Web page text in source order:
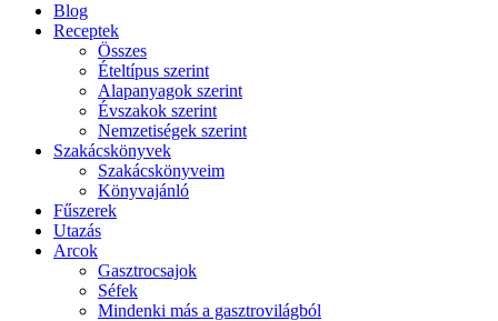
Blog
Receptek
Összes
Ételtípus szerint
Alapanyagok szerint
Évszakok szerint
Nemzetiségek szerint
Szakácskönyvek
Szakácskönyveim
Könyvajánló
Fűszerek
Utazás
Arcok
Gasztrocsajok
Séfek
Mindenki más a gasztrovilágból